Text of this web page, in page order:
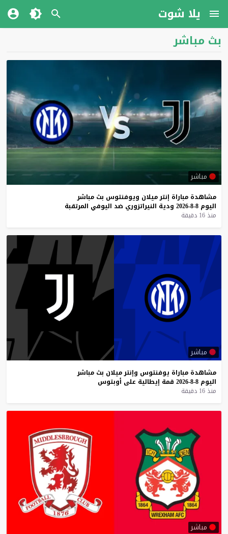
يلا شوت
بث مباشر
مباشر
مشاهدة مباراة إنترميلان ويوفنتوس بث مباشر
اليوم 8-8-2026 ودية النيراتزوري ضد اليوفي المرتقبة
منذ 16 دقيقة
مباشر
مشاهدة مباراة يوفنتوس وإنترميلان بث مباشر
اليوم 8-8-2026 قمة إيطالية على أوبتوس
منذ 16 دقيقة
مباشر